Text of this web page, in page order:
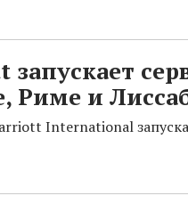
Риме и
International